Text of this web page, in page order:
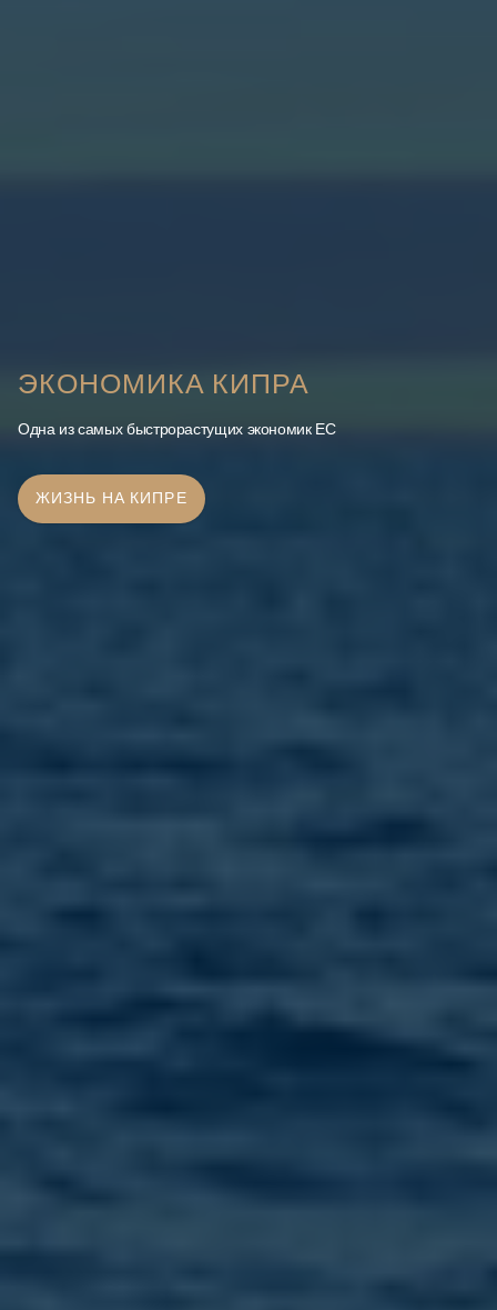
ЭКОНОМИКА КИПРА
Одна из самых быстрорастущих экономик ЕС
ЖИЗНЬ НА КИПРЕ